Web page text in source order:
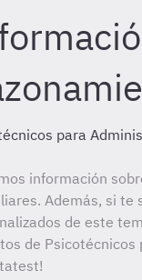
para
información
Además, si te
de este
de